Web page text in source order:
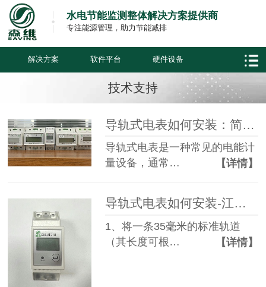
水电节能监测整体解决方案提供商
专注能源管理，助力节能减排
解决方案 软件平台 硬件设备
技术支持
导轨式电表如何安装：简单易行的步骤指南
导轨式电表是一种常见的电能计
量设备，通常…
【详情】
导轨式电表如何安装-江苏森维
1、将一条35毫米的标准轨道
（其长度可根…
【详情】